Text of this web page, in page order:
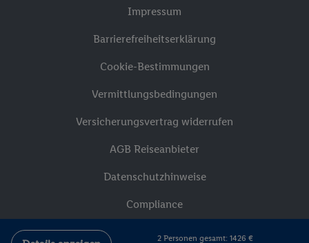
2 Personen gesamt: 1426 €
Impressum
Barrierefreiheitserklärung
Cookie-Bestimmungen
Vermittlungsbedingungen
Versicherungsvertrag widerrufen
AGB Reiseanbieter
Datenschutzhinweise
Compliance